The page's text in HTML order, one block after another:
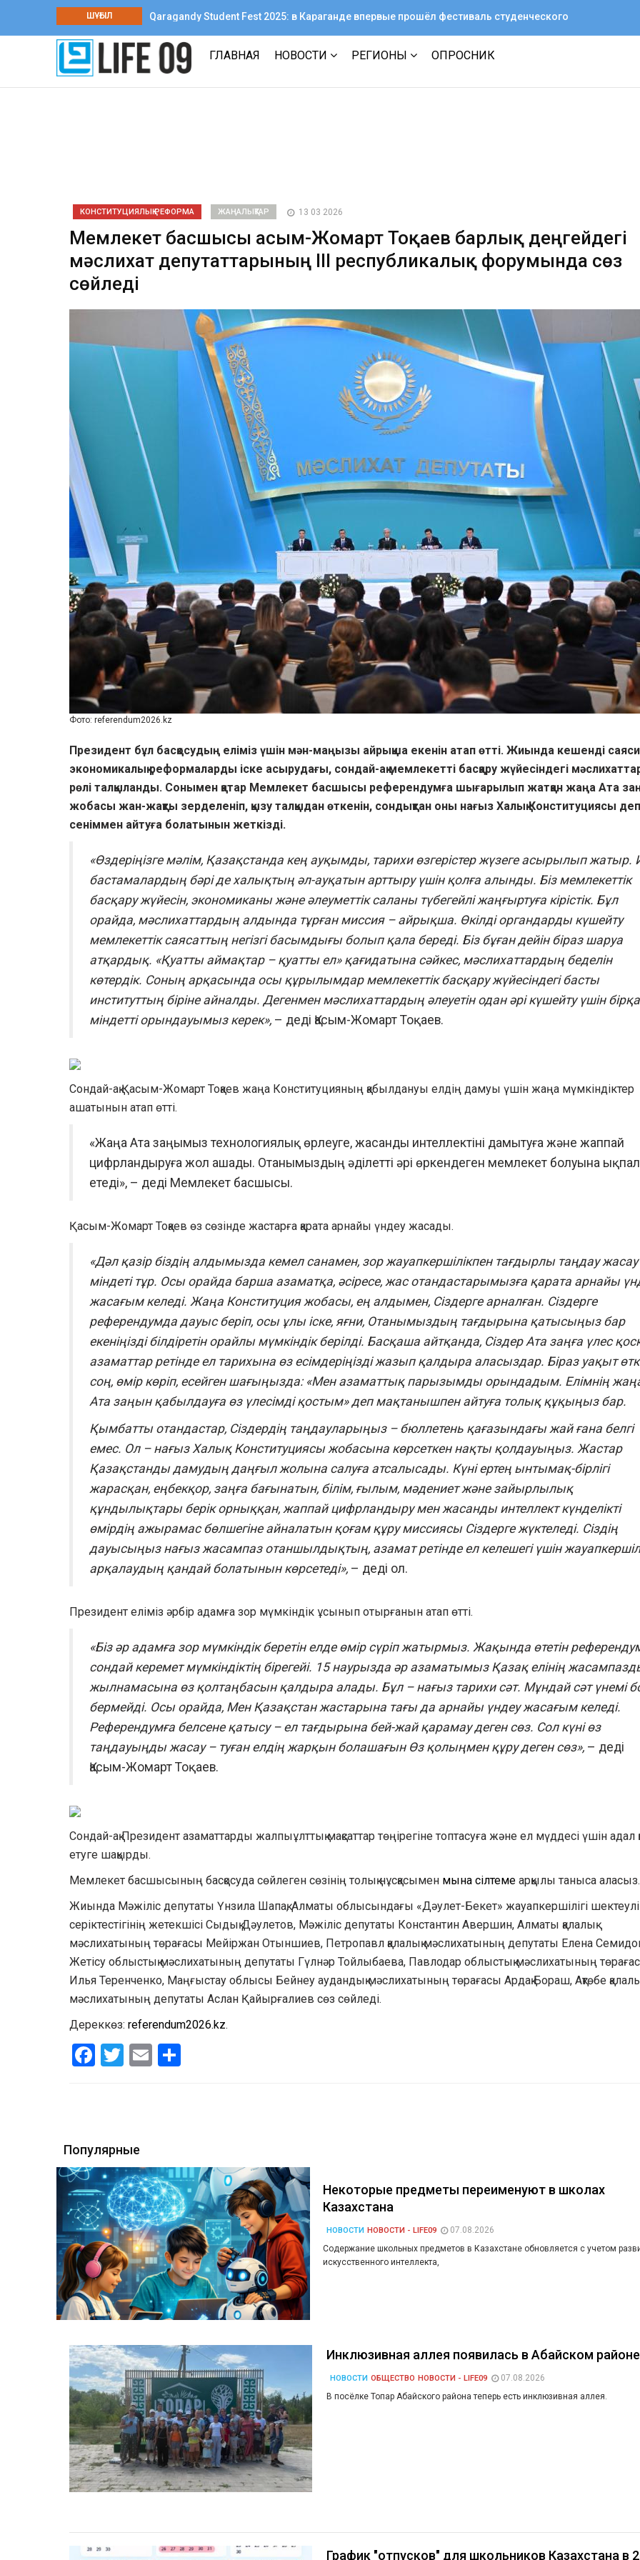
ШҰҒЫЛ
Qaragandy Student Fest 2025: в Караганде впервые прошёл фестиваль студенческого
творчества среди колледжей
ГЛАВНАЯ НОВОСТИ РЕГИОНЫ ОПРОСНИК
КОНСТИТУЦИЯЛЫҚ РЕФОРМА ЖАҢАЛЫҚТАР 13 03 2026
Мемлекет басшысы Қасым-Жомарт Тоқаев барлық деңгейдегі
мәслихат депутаттарының ІІІ республикалық форумында сөз
сөйледі
Фото: referendum2026.kz
Президент бұл басқосудың еліміз үшін мән-маңызы айрықша екенін атап өтті. Жиында кешенді
экономикалық реформаларды іске асырудағы, сондай-ақ мемлекетті басқару жүйесіндегі
рөлі талқыланды. Сонымен қатар Мемлекет басшысы референдумға шығарылып жатқан жаңа Ата
жобасы жан-жақты зерделеніп, қызу талқыдан өткенін, сондықтан оны нағыз Халық Конституциясы деп
сеніммен айтуға болатынын жеткізді.
«Өздеріңізге мәлім, Қазақстанда кең ауқымды, тарихи өзгерістер жүзеге асырылып жатыр.
бастамалардың бәрі де халықтың әл-ауқатын арттыру үшін қолға алынды. Біз мемлекеттік
басқару жүйесін, экономиканы және әлеуметтік саланы түбегейлі жаңғыртуға кірістік. Бұл
орайда, мәслихаттардың алдында тұрған миссия – айрықша. Өкілді органдарды күшейту
мемлекеттік саясаттың негізгі басымдығы болып қала береді. Біз бұған дейін біраз шаруа
атқардық. «Қуатты аймақтар – қуатты ел» қағидатына сәйкес, мәслихаттардың беделін
көтердік. Соның арқасында осы құрылымдар мемлекеттік басқару жүйесіндегі басты
институттың біріне айналды. Дегенмен мәслихаттардың әлеуетін одан әрі күшейту үшін
міндетті орындауымыз керек», – деді Қасым-Жомарт Тоқаев.
Сондай-ақ Қасым-Жомарт Тоқаев жаңа Конституцияның қабылдануы елдің дамуы үшін жаңа мүмкіндіктер
ашатынын атап өтті.
«Жаңа Ата заңымыз технологиялық өрлеуге, жасанды интеллектіні дамытуға және жаппай
цифрландыруға жол ашады. Отанымыздың әділетті әрі өркендеген мемлекет болуына ықпал
етеді», – деді Мемлекет басшысы.
Қасым-Жомарт Тоқаев өз сөзінде жастарға қарата арнайы үндеу жасады.
«Дәл қазір біздің алдымызда кемел санамен, зор жауапкершілікпен тағдырлы таңдау жасау
міндеті тұр. Осы орайда барша азаматқа, әсіресе, жас отандастарымызға қарата арнайы
жасағым келеді. Жаңа Конституция жобасы, ең алдымен, Сіздерге арналған. Сіздерге
референдумда дауыс беріп, осы ұлы іске, яғни, Отанымыздың тағдырына қатысыңыз бар
екеніңізді білдіретін орайлы мүмкіндік берілді. Басқаша айтқанда, Сіздер Ата заңға үлес
азаматтар ретінде ел тарихына өз есімдеріңізді жазып қалдыра аласыздар. Біраз уақыт
соң, өмір көріп, есейген шағыңызда: «Мен азаматтық парызымды орындадым. Елімнің
Ата заңын қабылдауға өз үлесімді қостым» деп мақтанышпен айтуға толық құқыңыз бар.
Қымбатты отандастар, Сіздердің таңдауларыңыз – бюллетень қағазындағы жай ғана белгі
емес. Ол – нағыз Халық Конституциясы жобасына көрсеткен нақты қолдауыңыз. Жастар
Қазақстанды дамудың даңғыл жолына салуға атсалысады. Күні ертең ынтымақ-бірлігі
жарасқан, еңбекқор, заңға бағынатын, білім, ғылым, мәдениет және зайырлылық
құндылықтары берік орныққан, жаппай цифрландыру мен жасанды интеллект күнделікті
өмірдің ажырамас бөлшегіне айналатын қоғам құру миссиясы Сіздерге жүктеледі. Сіздің
дауысыңыз нағыз жасампаз отаншылдықтың, азамат ретінде ел келешегі үшін
арқалаудың қандай болатынын көрсетеді», – деді ол.
Президент еліміз әрбір адамға зор мүмкіндік ұсынып отырғанын атап өтті.
«Біз әр адамға зор мүмкіндік беретін елде өмір сүріп жатырмыз. Жақында өтетін
сондай керемет мүмкіндіктің бірегейі. 15 наурызда әр азаматымыз Қазақ елінің
жылнамасына өз қолтаңбасын қалдыра алады. Бұл – нағыз тарихи сәт. Мұндай сәт үнемі
бермейді. Осы орайда, Мен Қазақстан жастарына тағы да арнайы үндеу жасағым келеді.
Референдумға белсене қатысу – ел тағдырына бей-жай қарамау деген сөз. Сол күні өз
таңдауыңды жасау – туған елдің жарқын болашағын Өз қолыңмен құру деген сөз», – деді
Қасым-Жомарт Тоқаев.
Сондай-ақ Президент азаматтарды жалпыұлттық мақсаттар төңірегіне топтасуға және ел мүддесі үшін адал
етуге шақырды.
Мемлекет басшысының басқосуда сөйлеген сөзінің толық нұсқасымен мына сілтеме арқылы таныса аласыз.
Жиында Мәжіліс депутаты Үнзила Шапақ, Алматы облысындағы «Дәулет-Бекет» жауапкершілігі шектеулі
серіктестігінің жетекшісі Сыдық Дәулетов, Мәжіліс депутаты Константин Авершин, Алматы қалалық
мәслихатының төрағасы Мейіржан Отыншиев, Петропавл қалалық мәслихатының депутаты Елена
Жетісу облыстық мәслихатының депутаты Гүлнәр Тойлыбаева, Павлодар облыстық мәслихатының
Илья Теренченко, Маңғыстау облысы Бейнеу аудандық мәслихатының төрағасы Ардақ Бораш, Ақтөбе
мәслихатының депутаты Аслан Қайырғалиев сөз сөйледі.
Дереккөз: referendum2026.kz.
Facebook
Twitter
Email
Популярные
Некоторые предметы переименуют в школах
Казахстана
НОВОСТИ НОВОСТИ - LIFE09
07.08.2026
Содержание школьных предметов в Казахстане обновляется с учетом
искусственного интеллекта,
Инклюзивная аллея появилась в Абайском районе
НОВОСТИ ОБЩЕСТВО НОВОСТИ - LIFE09
07.08.2026
В посёлке Топар Абайского района теперь есть инклюзивная аллея.
График "отпусков" для школьников Казахстана в